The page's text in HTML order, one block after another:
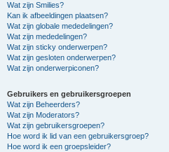
Wat zijn Smilies?
Kan ik afbeeldingen plaatsen?
Wat zijn globale mededelingen?
Wat zijn mededelingen?
Wat zijn sticky onderwerpen?
Wat zijn gesloten onderwerpen?
Wat zijn onderwerpiconen?
Gebruikers en gebruikersgroepen
Wat zijn Beheerders?
Wat zijn Moderators?
Wat zijn gebruikersgroepen?
Hoe word ik lid van een gebruikersgroep?
Hoe word ik een groepsleider?